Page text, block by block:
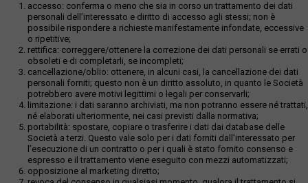
accesso: conferma o meno che sia in corso un trattamento dei dati
personali dell’interessato e diritto di accesso agli stessi; non è
possibile rispondere a richieste manifestamente infondate, eccessive
o ripetitive;
rettifica: correggere/ottenere la correzione dei dati personali se errati o
obsoleti e di completarli, se incompleti;
cancellazione/oblio: ottenere, in alcuni casi, la cancellazione dei dati
personali forniti; questo non è un diritto assoluto, in quanto le Società
potrebbero avere motivi legittimi o legali per conservarli;
limitazione: i dati saranno archiviati, ma non potranno essere né trattati,
né elaborati ulteriormente, nei casi previsti dalla normativa;
portabilità: spostare, copiare o trasferire i dati dai database delle
Società a terzi. Questo vale solo per i dati forniti dall’interessato per
l’esecuzione di un contratto o per i quali è stato fornito consenso e
espresso e il trattamento viene eseguito con mezzi automatizzati;
opposizione al marketing diretto;